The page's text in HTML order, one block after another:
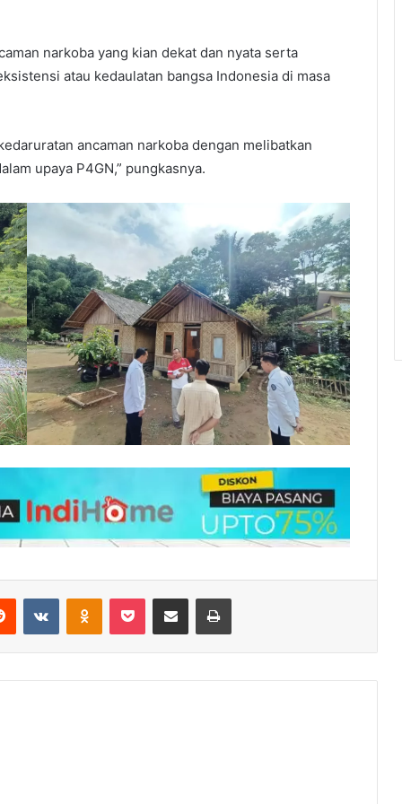
narkoba yang kian dekat dan nyata serta
atau kedaulatan bangsa Indonesia di masa
ancaman narkoba dengan melibatkan
upaya P4GN,” pungkasnya.
Reddit VKontakteOdnoklassniki
Pocket Share via Email Print